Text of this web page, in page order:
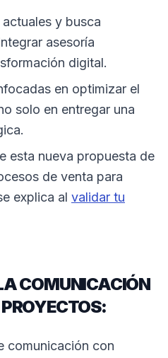
y busca
asesoría
digital.
en optimizar el
solo en entregar una
esta nueva propuesta de
de venta para
explica al validar tu
COMUNICACIÓN
comunicación con